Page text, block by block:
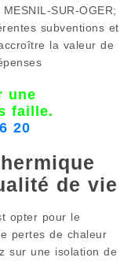
SUR-OGER;
subventions et
la valeur de
une
faille.
20
de vie
opter pour le
pertes de chaleur
sur une isolation de